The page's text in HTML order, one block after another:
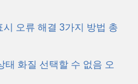
오류 해결 3가지 방법 총
태 화질 선택할 수 없음 오